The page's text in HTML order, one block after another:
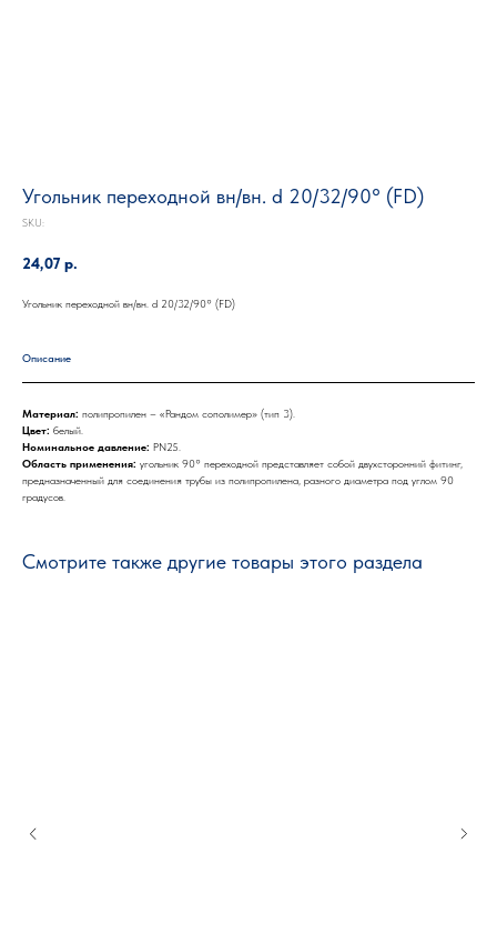
Угольник переходной вн/вн. d 20/32/90° (FD)
SKU:
24,07 р.
Угольник переходной вн/вн. d 20/32/90° (FD)
Описание
Материал: полипропилен – «Рандом сополимер» (тип 3).
Цвет: белый.
Номинальное давление: PN25.
Область применения: угольник 90° переходной представляет собой двухсторонний фитинг,
предназначенный для соединения трубы из полипропилена, разного диаметра под углом 90
градусов.
Смотрите также другие товары этого раздела